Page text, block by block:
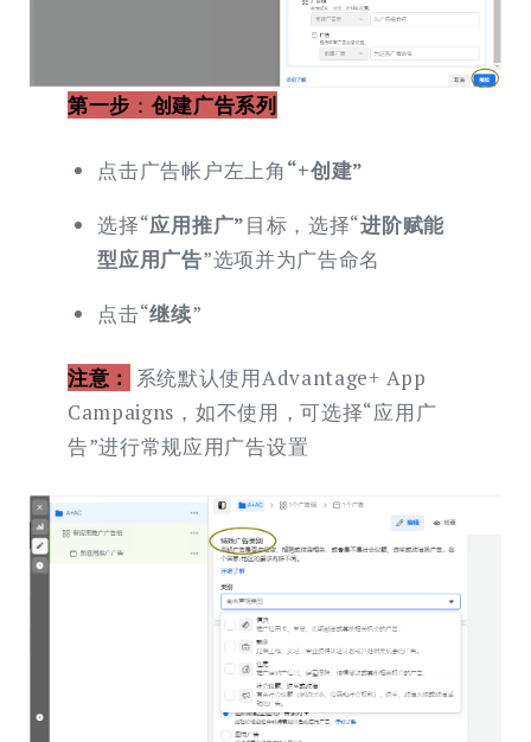
第一步 ： 创建广告系列
点击广告帐户左上角 “+创建”
选择“应用推广”目标，选择“进阶赋能
型应用广告”选项并为广告命名
点击“继续”
注意： 系统默认使用Advantage+ App
Campaigns，如不使用，可选择“应用广
告”进行常规应用广告设置